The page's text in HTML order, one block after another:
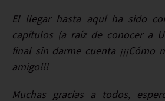
El llegar hasta aquí ha sido
capítulos (a raíz de conocer a
final sin darme cuenta ¡¡¡Cómo
amigo!!!
Muchas gracias a todos,